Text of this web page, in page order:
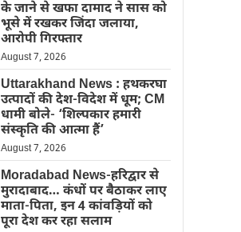
के जाने से खफा दामाद ने सास को
भूसे में रखकर जिंदा जलाया,
आरोपी गिरफ्तार
August 7, 2026
Uttarakhand News : हथकरघा
उत्पादों की देश-विदेश में धूम; CM
धामी बोले- ‘शिल्पकार हमारी
संस्कृति की आत्मा हैं’
August 7, 2026
Moradabad News-हरिद्वार से
मुरादाबाद… कंधों पर बैठाकर लाए
माता-पिता, इन 4 कांवड़ियों को
पूरा देश कर रहा सलाम